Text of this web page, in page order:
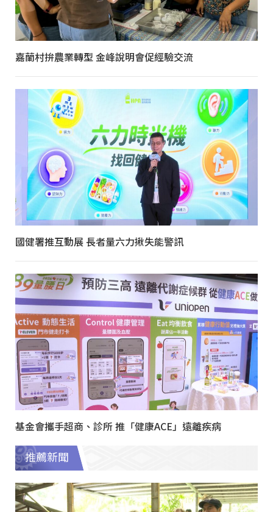
嘉蘭村拚農業轉型 金峰說明會促經驗交流
國健署推互動展 長者量六力揪失能警訊
基金會攜手超商、診所 推「健康ACE」遠離疾病
推薦新聞